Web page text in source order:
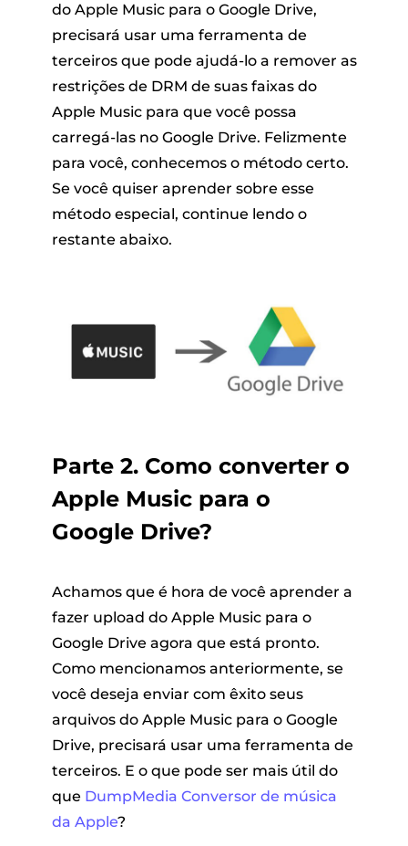
do Apple Music para o Google Drive,
precisará usar uma ferramenta de
terceiros que pode ajudá-lo a remover as
restrições de DRM de suas faixas do
Apple Music para que você possa
carregá-las no Google Drive. Felizmente
para você, conhecemos o método certo.
Se você quiser aprender sobre esse
método especial, continue lendo o
restante abaixo.
Parte 2. Como converter o
Apple Music para o
Google Drive?
Achamos que é hora de você aprender a
fazer upload do Apple Music para o
Google Drive agora que está pronto.
Como mencionamos anteriormente, se
você deseja enviar com êxito seus
arquivos do Apple Music para o Google
Drive, precisará usar uma ferramenta de
terceiros. E o que pode ser mais útil do
que DumpMedia Conversor de música
da Apple?